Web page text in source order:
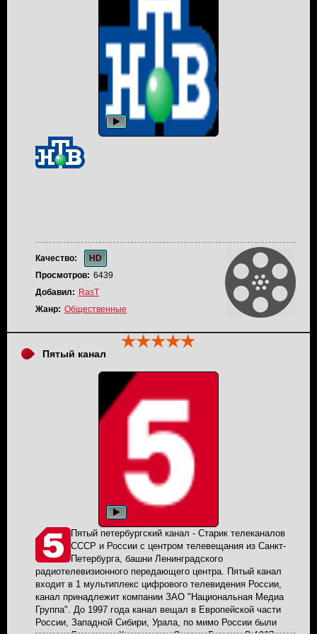
Качество:
HD
Просмотров: 6439
Добавил: RasT
Жанр: Общественные
Пятый канал
Пятый петербургский канал - Старик телеканалов
СССР и России с центром телевещания из Санкт-
Петербурга, башни Ленинградского
радиотелевизионного передающего центра. Пятый канал
входит в 1 мультиплекс цифрового телевидения России,
канал принадлежит компании ЗАО "Национальная Медиа
Группа". До 1997 года канал вещал в Европейской части
России, Западной Сибири, Урала, по мимо России были